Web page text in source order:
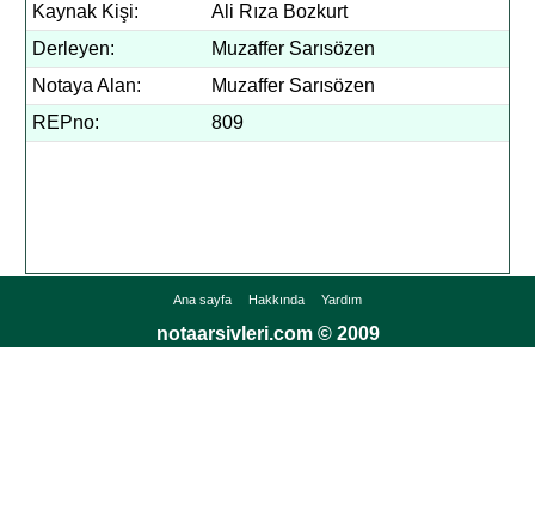
Kaynak Kişi:
Ali Rıza Bozkurt
Derleyen:
Muzaffer Sarısözen
Notaya Alan:
Muzaffer Sarısözen
REPno:
809
Ana sayfa Hakkında Yardım
notaarsivleri.com © 2009